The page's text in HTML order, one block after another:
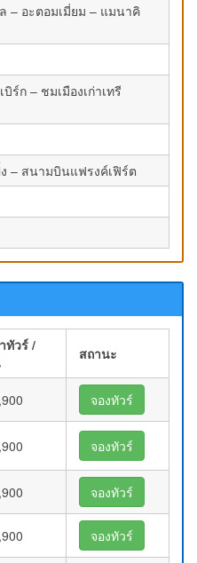
– อะตอมเมี่ยม – แมนาคิ
ร์ก – ชมเมืองเก่าเทรี
– สนามบินแฟรงค์เฟิร์ต
ทัวร์ /
สถานะ
จองทัวร์
จองทัวร์
จองทัวร์
จองทัวร์